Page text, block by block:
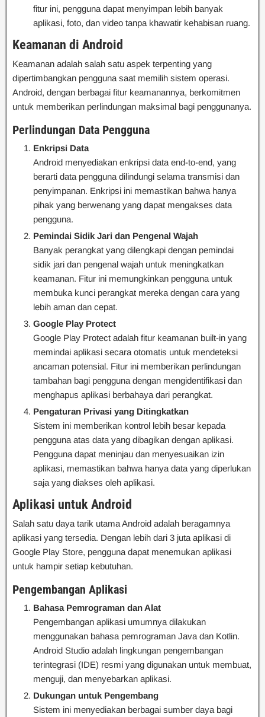
fitur ini, pengguna dapat menyimpan lebih banyak
aplikasi, foto, dan video tanpa khawatir kehabisan ruang.
Keamanan di Android
Keamanan adalah salah satu aspek terpenting yang
dipertimbangkan pengguna saat memilih sistem operasi.
Android, dengan berbagai fitur keamanannya, berkomitmen
untuk memberikan perlindungan maksimal bagi penggunanya.
Perlindungan Data Pengguna
Enkripsi Data
Android menyediakan enkripsi data end-to-end, yang
berarti data pengguna dilindungi selama transmisi dan
penyimpanan. Enkripsi ini memastikan bahwa hanya
pihak yang berwenang yang dapat mengakses data
pengguna.
Pemindai Sidik Jari dan Pengenal Wajah
Banyak perangkat yang dilengkapi dengan pemindai
sidik jari dan pengenal wajah untuk meningkatkan
keamanan. Fitur ini memungkinkan pengguna untuk
membuka kunci perangkat mereka dengan cara yang
lebih aman dan cepat.
Google Play Protect
Google Play Protect adalah fitur keamanan built-in yang
memindai aplikasi secara otomatis untuk mendeteksi
ancaman potensial. Fitur ini memberikan perlindungan
tambahan bagi pengguna dengan mengidentifikasi dan
menghapus aplikasi berbahaya dari perangkat.
Pengaturan Privasi yang Ditingkatkan
Sistem ini memberikan kontrol lebih besar kepada
pengguna atas data yang dibagikan dengan aplikasi.
Pengguna dapat meninjau dan menyesuaikan izin
aplikasi, memastikan bahwa hanya data yang diperlukan
saja yang diakses oleh aplikasi.
Aplikasi untuk Android
Salah satu daya tarik utama Android adalah beragamnya
aplikasi yang tersedia. Dengan lebih dari 3 juta aplikasi di
Google Play Store, pengguna dapat menemukan aplikasi
untuk hampir setiap kebutuhan.
Pengembangan Aplikasi
Bahasa Pemrograman dan Alat
Pengembangan aplikasi umumnya dilakukan
menggunakan bahasa pemrograman Java dan Kotlin.
Android Studio adalah lingkungan pengembangan
terintegrasi (IDE) resmi yang digunakan untuk membuat,
menguji, dan menyebarkan aplikasi.
Dukungan untuk Pengembang
Sistem ini menyediakan berbagai sumber daya bagi